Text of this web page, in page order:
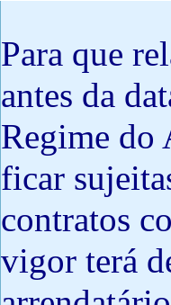
Para que
antes da
Regime do
ficar
contratos
vigor terá